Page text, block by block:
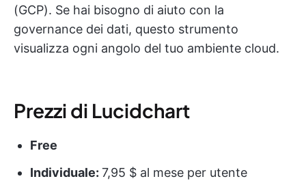
(GCP). Se hai bisogno di aiuto con la
governance dei dati, questo strumento
visualizza ogni angolo del tuo ambiente cloud.
Prezzi di Lucidchart
Free
Individuale: 7,95 $ al mese per utente